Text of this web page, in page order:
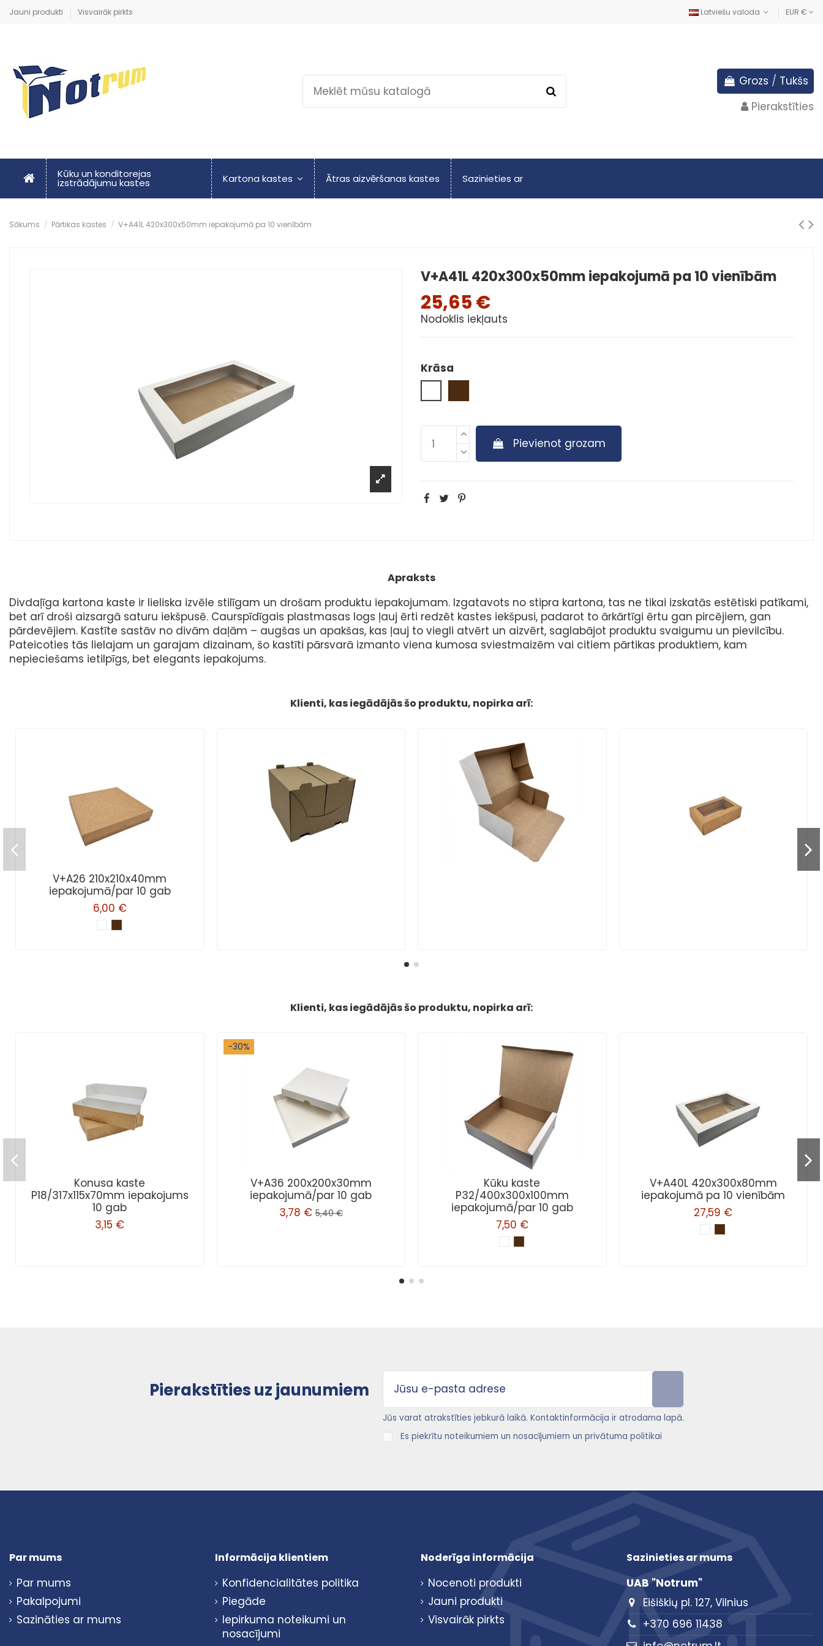
Jauni produkti Visvairāk pirkts Latviešu valoda EUR €
Grozs / Tukšs
Pierakstīties
Kūku un konditorejas
izstrādājumu kastes Kartona kastes Ātras aizvēršanas kastes Sazinieties ar
Sākums Pārtikas kastes V+A41L 420x300x50mm iepakojumā pa 10 vienībām
V+A41L 420x300x50mm iepakojumā pa 10 vienībām
25,65 €
Nodoklis iekļauts
Krāsa
Pievienot grozam
Apraksts
Divdaļīga kartona kaste ir lieliska izvēle stilīgam un drošam produktu iepakojumam. Izgatavots no stipra kartona, tas ne tikai izskatās estētiski patīkami,
bet arī droši aizsargā saturu iekšpusē. Caurspīdīgais plastmasas logs ļauj ērti redzēt kastes iekšpusi, padarot to ārkārtīgi ērtu gan pircējiem, gan
pārdevējiem. Kastīte sastāv no divām daļām – augšas un apakšas, kas ļauj to viegli atvērt un aizvērt, saglabājot produktu svaigumu un pievilcību.
Pateicoties tās lielajam un garajam dizainam, šo kastīti pārsvarā izmanto viena kumosa sviestmaizēm vai citiem pārtikas produktiem, kam
nepieciešams ietilpīgs, bet elegants iepakojums.
Klienti, kas iegādājās šo produktu, nopirka arī:
V+A26 210x210x40mm
iepakojumā/par 10 gab
6,00 €
Klienti, kas iegādājās šo produktu, nopirka arī:
Konusa kaste
P18/317x115x70mm iepakojums
10 gab
3,15 €
-30%
V+A36 200x200x30mm
iepakojumā/par 10 gab
3,78 €5,40 €
Kūku kaste
P32/400x300x100mm
iepakojumā/par 10 gab
7,50 €
V+A40L 420x300x80mm
iepakojumā pa 10 vienībām
27,59 €
Pierakstīties uz jaunumiem
Jūs varat atrakstīties jebkurā laikā. Kontaktinformācija ir atrodama lapā.
Es piekrītu noteikumiem un nosacījumiem un privātuma politikai
Par mums
Par mums
Pakalpojumi
Sazināties ar mums
Informācija klientiem
Konfidencialitātes politika
Piegāde
Iepirkuma noteikumi un
nosacījumi
Noderīga informācija
Nocenoti produkti
Jauni produkti
Visvairāk pirkts
Sazinieties ar mums
UAB "Notrum"
Eišiškių pl. 127, Vilnius
+370 696 11438